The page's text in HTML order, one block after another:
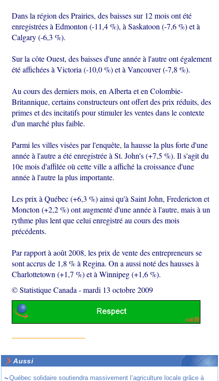
Dans la région des Prairies, des baisses sur 12 mois ont été
enregistrées à Edmonton (-11,4 %), à Saskatoon (-7,6 %) et à
Calgary (-6,3 %).
Sur la côte Ouest, des baisses d'une année à l'autre ont également
été affichées à Victoria (-10,0 %) et à Vancouver (-7,8 %).
Au cours des derniers mois, en Alberta et en Colombie-
Britannique, certains constructeurs ont offert des prix réduits, des
primes et des incitatifs pour stimuler les ventes dans le contexte
d'un marché plus faible.
Parmi les villes visées par l'enquête, la hausse la plus forte d'une
année à l'autre a été enregistrée à St. John's (+7,5 %). Il s'agit du
10e mois d'affilée où cette ville a affiché la croissance d'une
année à l'autre la plus importante.
Les prix à Québec (+6,3 %) ainsi qu'à Saint John, Fredericton et
Moncton (+2,2 %) ont augmenté d'une année à l'autre, mais à un
rythme plus lent que celui enregistré au cours des mois
précédents.
Par rapport à août 2008, les prix de vente des entrepreneurs se
sont accrus de 1,8 % à Regina. On a aussi noté des hausses à
Charlottetown (+1,7 %) et à Winnipeg (+1,6 %).
© Statistique Canada -mardi 13 octobre 2009
Aussi
~Québec solidaire soutiendra massivement l’agriculture locale grâce à